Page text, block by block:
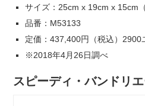
サイズ：25cm x 19cm x 15cm
品番：M53133
定価：437,400円（税込）2900
※2018年4月26日調べ
スピーディ・バンドリ